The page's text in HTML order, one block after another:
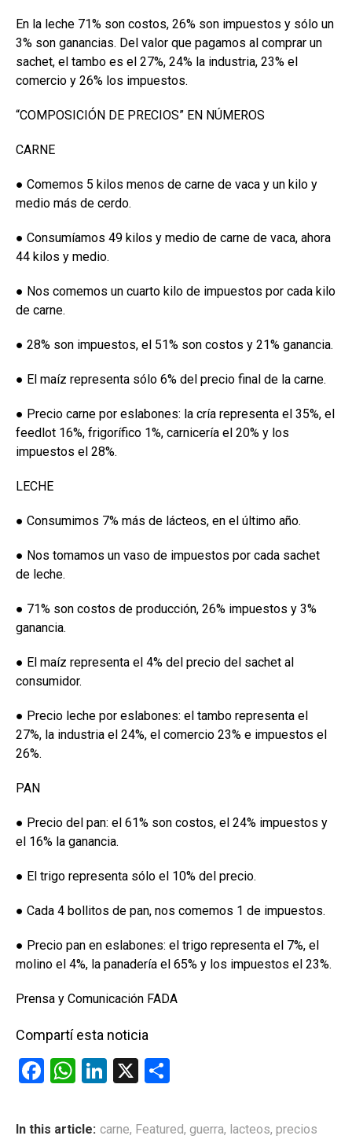
En la leche 71% son costos, 26% son impuestos y sólo un
3% son ganancias. Del valor que pagamos al comprar un
sachet, el tambo es el 27%, 24% la industria, 23% el
comercio y 26% los impuestos.
“COMPOSICIÓN DE PRECIOS” EN NÚMEROS
CARNE
● Comemos 5 kilos menos de carne de vaca y un kilo y
medio más de cerdo.
● Consumíamos 49 kilos y medio de carne de vaca, ahora
44 kilos y medio.
● Nos comemos un cuarto kilo de impuestos por cada kilo
de carne.
● 28% son impuestos, el 51% son costos y 21% ganancia.
● El maíz representa sólo 6% del precio final de la carne.
● Precio carne por eslabones: la cría representa el 35%, el
feedlot 16%, frigorífico 1%, carnicería el 20% y los
impuestos el 28%.
LECHE
● Consumimos 7% más de lácteos, en el último año.
● Nos tomamos un vaso de impuestos por cada sachet
de leche.
● 71% son costos de producción, 26% impuestos y 3%
ganancia.
● El maíz representa el 4% del precio del sachet al
consumidor.
● Precio leche por eslabones: el tambo representa el
27%, la industria el 24%, el comercio 23% e impuestos el
26%.
PAN
● Precio del pan: el 61% son costos, el 24% impuestos y
el 16% la ganancia.
● El trigo representa sólo el 10% del precio.
● Cada 4 bollitos de pan, nos comemos 1 de impuestos.
● Precio pan en eslabones: el trigo representa el 7%, el
molino el 4%, la panadería el 65% y los impuestos el 23%.
Prensa y Comunicación FADA
Compartí esta noticia
F
ce
W
at
Li
ke
X
m
In this article: carne, Featured, guerra, lacteos, precios